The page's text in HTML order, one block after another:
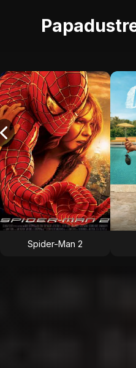
Spider-Man 2